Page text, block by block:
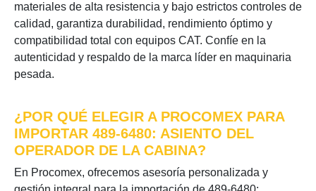
materiales de alta resistencia y bajo estrictos controles de
calidad, garantiza durabilidad, rendimiento óptimo y
compatibilidad total con equipos CAT. Confíe en la
autenticidad y respaldo de la marca líder en maquinaria
pesada.
¿POR QUÉ ELEGIR A PROCOMEX PARA
IMPORTAR 489-6480: ASIENTO DEL
OPERADOR DE LA CABINA?
En Procomex, ofrecemos asesoría personalizada y